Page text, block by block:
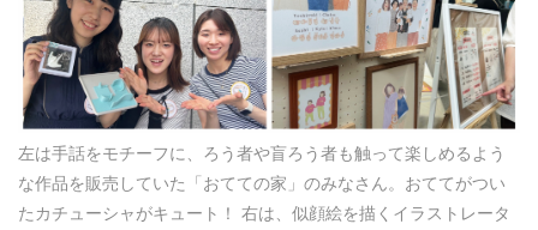
左は手話をモチーフに、ろう者や盲ろう者も触って楽しめるよう
な作品を販売していた「おてての家」のみなさん。おててがつい
たカチューシャがキュート！ 右は、似顔絵を描くイラストレータ